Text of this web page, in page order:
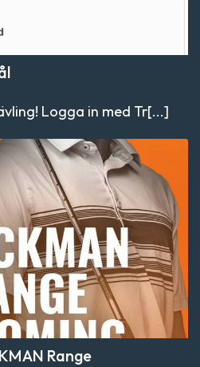
Logga in med Tr[...]
Range